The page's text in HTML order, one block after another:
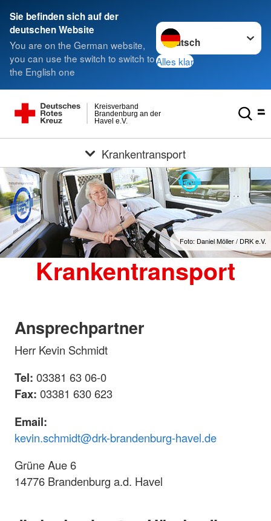
Sie befinden sich auf der
deutschen Website
You are on the German website,
you can use the switch to switch to
the English one
Sprache wechseln zu
Alles klar
Havel e.V.
Brandenburg an der
Kreisverband
Krankentransport
Foto: Daniel Möller / DRK e.V.
Krankentransport
Ansprechpartner
Herr Kevin Schmidt
Tel: 03381 63 06-0
Fax: 03381 630 623
Email:
kevin.schmidt@drk-brandenburg-havel.de
Grüne Aue 6
14776 Brandenburg a.d. Havel